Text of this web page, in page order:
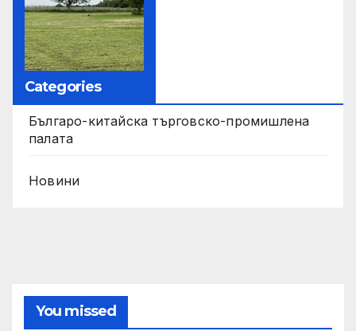
Categories
Българо-китайска търговско-промишлена
палата
Новини
You missed